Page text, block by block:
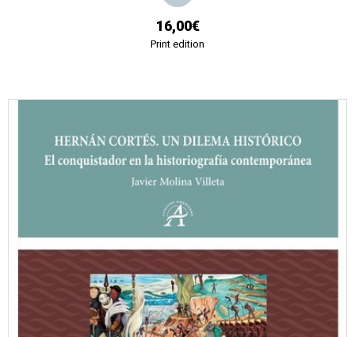
16,00€
Print edition